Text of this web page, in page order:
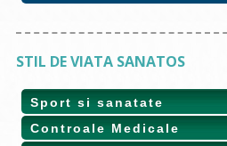
STIL DE VIATA SANATOS
Sport si sanatate
Controale Medicale